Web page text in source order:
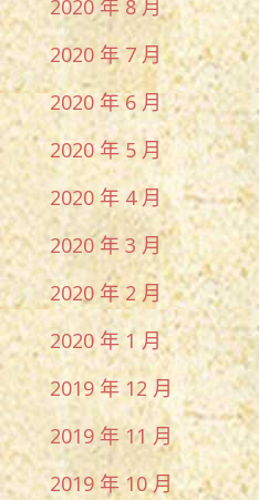
2020 年 8 月
2020 年 7 月
2020 年 6 月
2020 年 5 月
2020 年 4 月
2020 年 3 月
2020 年 2 月
2020 年 1 月
2019 年 12 月
2019 年 11 月
2019 年 10 月